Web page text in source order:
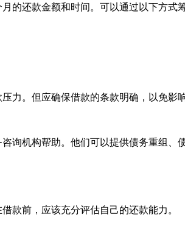
的还款金额和时间。可以通过以下方式
力。但应确保借款的条款明确，以免影
询机构帮助。他们可以提供债务重组、
款前，应该充分评估自己的还款能力。